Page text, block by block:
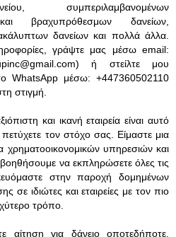
συμπεριλαμβανομένων
βραχυπρόθεσμων δανείων,
δανείων και πολλά άλλα.
γράψτε μας μέσω email:
ή στείλτε μου
WhatsApp μέσω: +447360502110
στιγμή.
και ικανή εταιρεία είναι αυτό
τον στόχο σας. Είμαστε μια
χρηματοοικονομικών υπηρεσιών και
να εκπληρώσετε όλες τις
στην παροχή δομημένων
σε ιδιώτες και εταιρείες με τον πιο
τρόπο.
αίτηση για δάνειο οποτεδήποτε,